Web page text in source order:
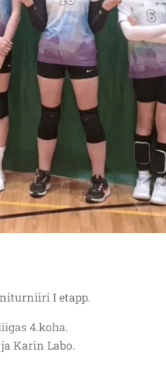
I etapp.
4.koha.
Karin Labo.